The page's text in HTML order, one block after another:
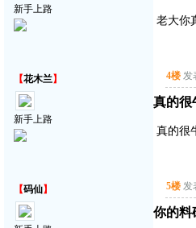
新手上路
老大你
【花木兰】
新手上路
4楼 发
真的很
真的很
【码仙】 5楼 发
你的料